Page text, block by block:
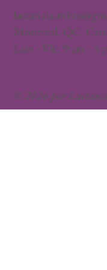
© 2026 por
Montreal, QC.
Lun - Vie: 9 am - 5